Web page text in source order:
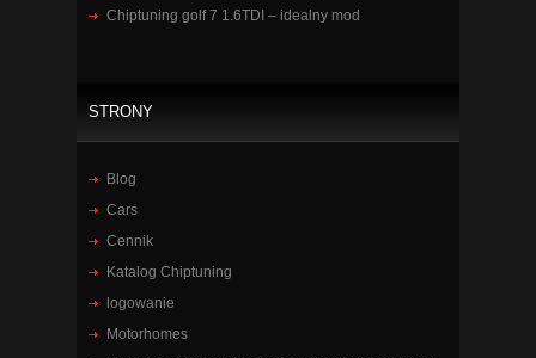
Chiptuning golf 7 1.6TDI – idealny mod
STRONY
Blog
Cars
Cennik
Katalog Chiptuning
logowanie
Motorhomes